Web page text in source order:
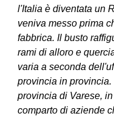
l'Italia è diventata un
veniva messo prima
fabbrica. Il busto
rami di alloro e
varia a seconda
provincia in
provincia di Varese,
comparto di aziende